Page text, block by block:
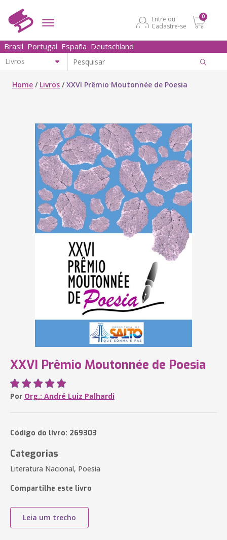
Entre ou
Cadastre-se
0
Brasil Portugal España Deutschland
Home / Livros /XXVI Prêmio Moutonnée de Poesia
XXVI Prêmio Moutonnée de Poesia
Por Org.: André Luiz Palhardi
Código do livro: 269303
Categorias
Literatura Nacional, Poesia
Compartilhe este livro
Leia um trecho